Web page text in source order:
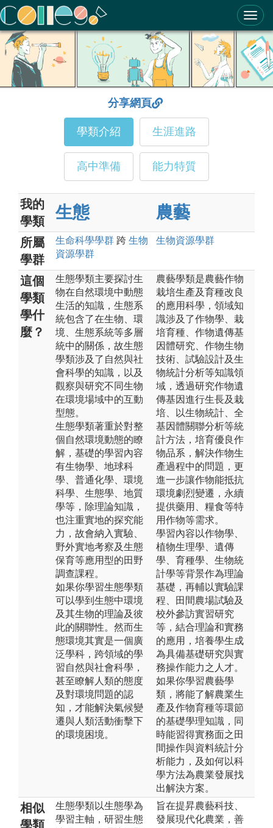
ColleGo! 大學選才與高中育才輔助系統
分享網頁
學類介紹 生涯進路
高中準備 能力特質
我的
學類
生態 農藝
所屬
學群
生命科學學群 跨 生物
資源學群
生物資源學群
這個
學類
學什
麼？
生態學類主要探討生
物在自然環境中動態
生活的知識，生態系
統包含了在生物、環
境、生態系統等多層
統中的關係，故生態
學類涉及了自然與社
會科學的知識，以及
觀察與研究不同生物
在環境場域中的互動
型態。
生態學類著重於對整
個自然環境動態的瞭
解，基礎的學習內容
有生物學、地球科
學、普通化學、環境
科學、生態學、地質
學等，除理論知識，
也注重實地的探究能
力，故會納入實驗、
野外實地考察及生態
保育等應用型的田野
調查課程。
如果你學習生態學類
可以學到生態中環境
及其生物的理論及彼
此的關聯性。然而生
態環境其實是一個廣
泛學科，跨領域的學
習自然與社會科學，
甚至瞭解人類的態度
及對環境問題的認
知，才能解決氣候變
遷與人類活動衝擊下
的環境困境。
農藝學類是農藝作物
栽培生產及育種改良
的應用科學，領域知
識涉及了作物學、栽
培育種、作物遺傳基
因體研究、作物生物
技術、試驗設計及生
物統計分析等知識領
域，透過研究作物遺
傳基因進行生長及栽
培、以生物統計、全
基因體關聯分析等統
計方法，培育優良作
物品系，解決作物生
產過程中的問題，更
進一步讓作物能抵抗
環境劇烈變遷，永續
提供藥用、糧食等特
用作物等需求。
學習內容以作物學、
植物生理學、遺傳
學、育種學、生物統
計學等背景作為理論
基礎，再輔以實驗課
程、田間農場試驗及
校外參訪實習研究
等，結合理論和實務
的應用，培養學生成
為具備基礎研究與實
務操作能力之人才。
如果你學習農藝學
類，將能了解農業生
產及作物育種等環節
的基礎學理知識，同
時能習得實務面之田
間操作與資料統計分
析能力，及如何以科
學方法為農業發展找
出解決方案。
相似
學類
生態學類以生態學為
學習主軸，研習生態
旨在提昇農藝科技、
發展現代化農業，善